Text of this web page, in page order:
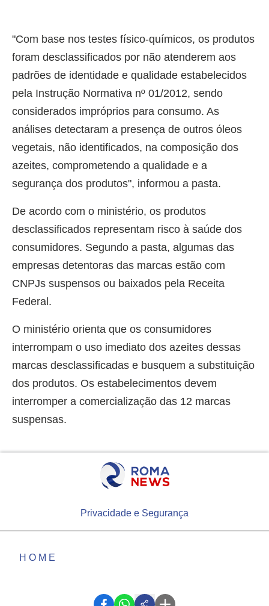
"Com base nos testes físico-químicos, os produtos
foram desclassificados por não atenderem aos
padrões de identidade e qualidade estabelecidos
pela Instrução Normativa nº 01/2012, sendo
considerados impróprios para consumo. As
análises detectaram a presença de outros óleos
vegetais, não identificados, na composição dos
azeites, comprometendo a qualidade e a
segurança dos produtos", informou a pasta.
De acordo com o ministério, os produtos
desclassificados representam risco à saúde dos
consumidores. Segundo a pasta, algumas das
empresas detentoras das marcas estão com
CNPJs suspensos ou baixados pela Receita
Federal.
O ministério orienta que os consumidores
interrompam o uso imediato dos azeites dessas
marcas desclassificadas e busquem a substituição
dos produtos. Os estabelecimentos devem
interromper a comercialização das 12 marcas
suspensas.
Privacidade e Segurança
HOME